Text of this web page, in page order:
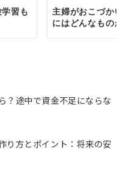
習も
主婦がおこづか
にはどんなものが
？途中で資金不足にならな
り方とポイント：将来の安